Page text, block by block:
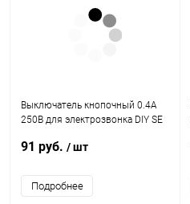
Выключатель кнопочный 0.4А
250В для электрозвонка DIY SE
91 руб. / шт
Подробнее